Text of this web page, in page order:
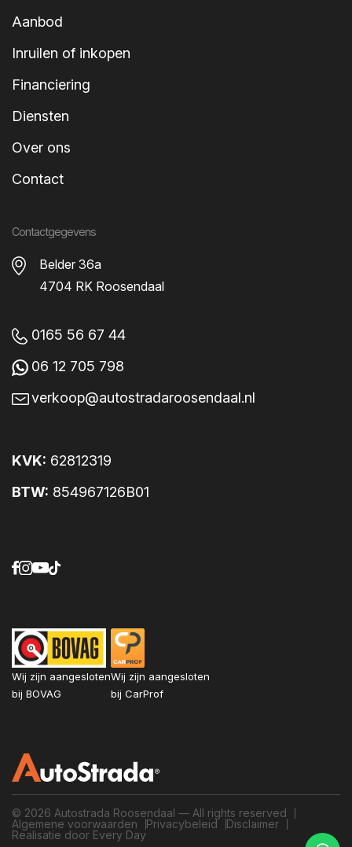
Aanbod
Inruilen of inkopen
Financiering
Diensten
Over ons
Contact
Contactgegevens
Belder 36a
4704 RK Roosendaal
0165 56 67 44
06 12 705 798
verkoop@autostradaroosendaal.nl
KVK: 62812319
BTW: 854967126B01
Wij zijn aangesloten
bij BOVAG
Wij zijn aangesloten
bij CarProf
© 2026 Autostrada Roosendaal — All rights reserved
Algemene voorwaarden
Privacybeleid
Disclaimer
Realisatie door Every Day